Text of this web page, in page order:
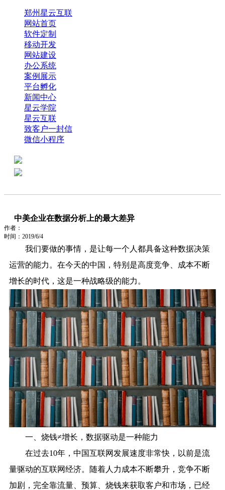
郑州星云互联
网站首页
软件定制
移动开发
网站建设
办公系统
案例展示
平台孵化
新闻中心
星云学院
星云互联
致客户一封信
微信小程序
中美企业在数据分析上的最大差异
作者：
时间：2019/6/4
我们要做的事情，是让每一个人都具备这种数据决策
运营的能力。在今天的中国，特别是高度竞争、成本不断
增长的时代，这是一种战略级的能力。
一、烧钱≠增长，数据驱动是一种能力
在过去10年，中国互联网发展速度非常快，以前是流
量驱动的互联网经济。随着人力成本不断攀升，竞争不断
加剧，完全靠流量、预算、烧钱来获取客户和市场，已经